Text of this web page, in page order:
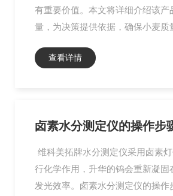
有重要价值。本文将详细介绍该
量，为决策提供依据，确保小麦
查看详情
卤素水分测定仪的操作步
维科美拓牌水分测定仪采用卤素
行化学作用，升华的钨会重新凝
发光效率。卤素水分测定仪的操